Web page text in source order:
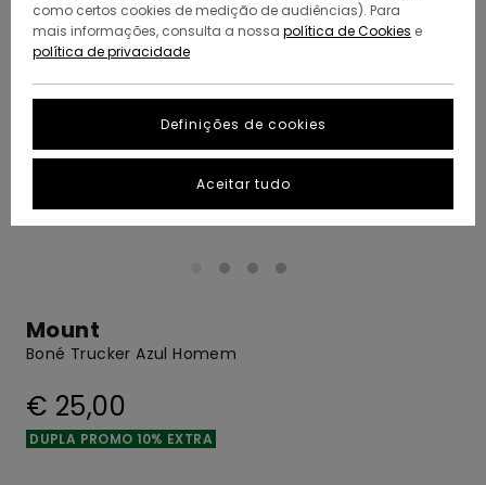
Mount
Boné Trucker Azul Homem
€ 25,00
DUPLA PROMO 10% EXTRA
como certos cookies de medição de audiências). Para
mais informações, consulta a nossa política de Cookies e
política de privacidade
Definições de cookies
Aceitar tudo